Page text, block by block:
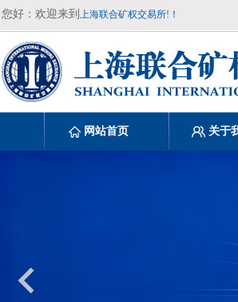
您好：欢迎来到 上海联合矿权交易所!！
网站首页 关于